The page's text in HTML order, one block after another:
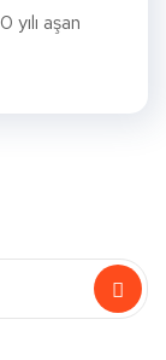
yılı aşan